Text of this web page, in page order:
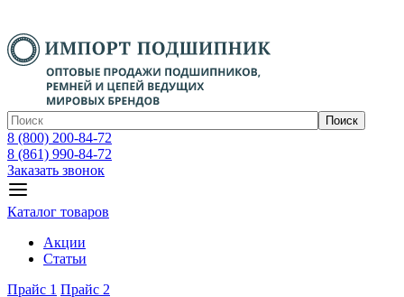
Поиск
8 (800) 200-84-72
8 (861) 990-84-72
Заказать звонок
Каталог товаров
Акции
Статьи
Прайс 1 Прайс 2